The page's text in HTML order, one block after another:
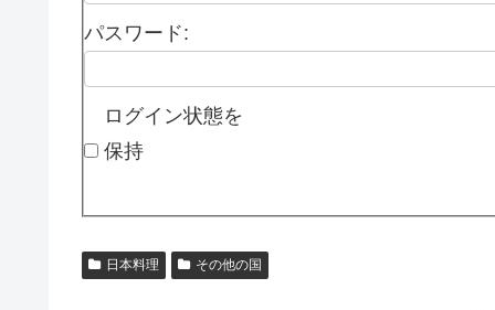
パスワード:
ログイン状態を
保持
日本料理 その他の国